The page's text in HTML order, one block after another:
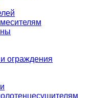
ограждения